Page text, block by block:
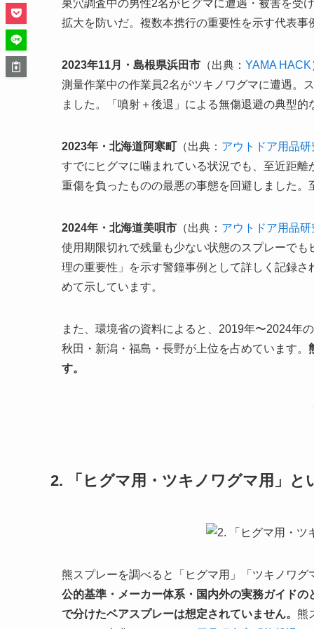
巣穴調査中の男性2名がヒグマに遭遇・被害を受
拡大を防いだ。複数本携行の重要性を示す代表
2023年11月・島根県浜田市 （出典： YAMA HACK
測量作業中の作業員2名がツキノワグマに遭遇。
ました。「噴射＋後退」による無傷退避の典型的
2023年・北海道阿寒町 （出典： アウトドア用品研
すでにヒグマに噛まれている状況でも、至近距
重傷を負ったものの最悪の事態を回避しました
2024年・北海道美唄市 （出典： アウトドア用品研
使用期限切れで残量も少ない状態のスプレーで
理の重要性」を示す警鐘事例として詳しく記録さ
めて示しています。
また、環境省の資料によると、2019年〜2024年
秋田・新潟・福島・長野が上位を占めています。
す。
2. 「ヒグマ用・ツキノワグマ用」と
熊スプレーを調べると「ヒグマ用」「ツキノワ
公的基準・メーカー体系・国内外の実務ガイド
で分けたベアスプレーは想定されていません。 熊